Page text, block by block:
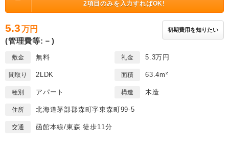
2項目のみを入力すればOK!
5.3万円
(管理費等:－)
初期費用を知りたい
敷金 無料 礼金 5.3万円
間取り 2LDK 面積 63.4m²
種別 アパート 構造 木造
住所 北海道茅部郡森町字東森町99-5
交通 函館本線/東森 徒歩11分